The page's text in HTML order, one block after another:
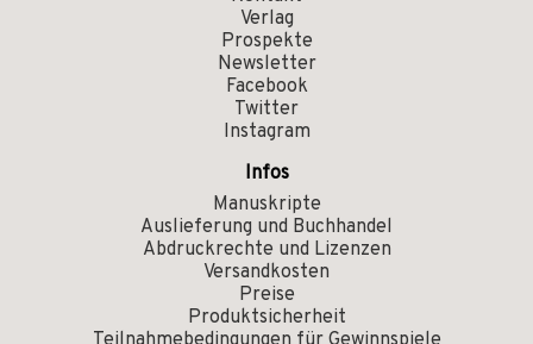
Verlag
Prospekte
Newsletter
Facebook
Twitter
Instagram
Infos
Manuskripte
Auslieferung und Buchhandel
Abdruckrechte und Lizenzen
Versandkosten
Preise
Produktsicherheit